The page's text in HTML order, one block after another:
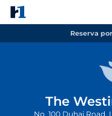
Reserva
The
No. 100 Duhai